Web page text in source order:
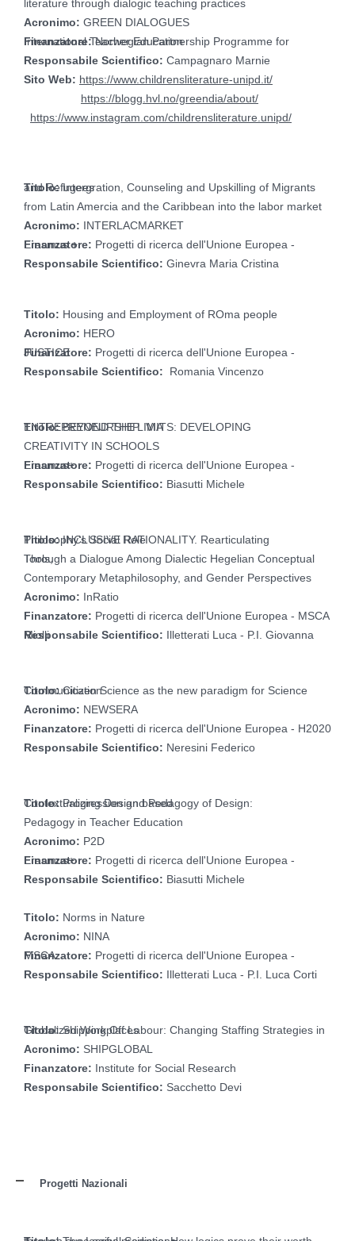
literature through dialogic teaching practices
Acronimo: GREEN DIALOGUES
Finanzatore:
Norwegian Partnership Programme for International Teacher Education
Responsabile Scientifico: Campagnaro Marnie
Sito Web: https://www.childrensliterature-unipd.it/
https://blogg.hvl.no/greendia/about/
https://www.instagram.com/childrensliterature.unipd/
Titolo:
Intergration, Counseling and Upskilling of Migrants and Refugees
from Latin Amercia and the Caribbean into the labor market
Acronimo: INTERLACMARKET
Finanzatore:
Progetti di ricerca dell'Unione Europea - Erasmus +
Responsabile Scientifico: Ginevra Maria Cristina
Titolo: Housing and Employment of ROma people
Acronimo: HERO
Finanzatore:
Progetti di ricerca dell'Unione Europea - JUSTICE
Responsabile Scientifico: Romania Vincenzo
Titolo:
BEYOND THE LIMITS: DEVELOPING ENTREPRENEURSHIP VIA
CREATIVITY IN SCHOOLS
Finanzatore:
Progetti di ricerca dell'Unione Europea - Erasmus+
Responsabile Scientifico: Biasutti Michele
Titolo:
INCLUSIVE RATIONALITY. Rearticulating Philosophy’s Social Role
Through a Dialogue Among Dialectic Hegelian Conceptual Tools,
Contemporary Metaphilosophy, and Gender Perspectives
Acronimo: InRatio
Finanzatore: Progetti di ricerca dell'Unione Europea - MSCA
Responsabile Scientifico:
Illetterati Luca - P.I. Giovanna Miolli
Titolo:
Citizen Science as the new paradigm for Science Communication
Acronimo: NEWSERA
Finanzatore: Progetti di ricerca dell'Unione Europea - H2020
Responsabile Scientifico: Neresini Federico
Titolo:
Progression and Pedagogy of Design: Contextualizing Design based
Pedagogy in Teacher Education
Acronimo: P2D
Finanzatore:
Progetti di ricerca dell'Unione Europea - Erasmus+
Responsabile Scientifico: Biasutti Michele
Titolo: Norms in Nature
Acronimo: NINA
Finanzatore:
Progetti di ricerca dell'Unione Europea - MSCA
Responsabile Scientifico: Illetterati Luca - P.I. Luca Corti
Titolo:
Shipping Off Labour: Changing Staffing Strategies in Globalized Workplaces
Acronimo: SHIPGLOBAL
Finanzatore: Institute for Social Research
Responsabile Scientifico: Sacchetto Devi
Progetti Nazionali